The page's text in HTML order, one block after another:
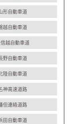
形自動車道
越自動車道
信越自動車道
野自動車道
陸自動車道
神高速道路
但連絡道路
田自動車道